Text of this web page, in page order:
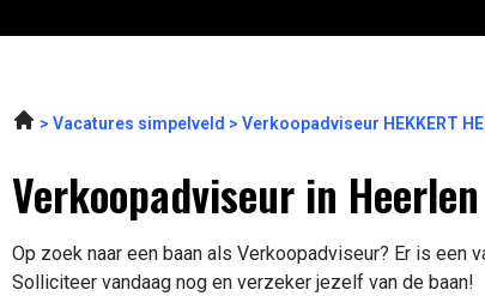
Vacatures simpelveld Verkoopadviseur HEKKERT
Verkoopadviseur in Heerlen
Op zoek naar een baan als Verkoopadviseur? Er is een
Solliciteer vandaag nog en verzeker jezelf van de baan!